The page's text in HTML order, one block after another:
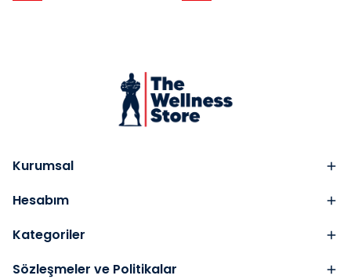
Kurumsal
Hesabım
Kategoriler
Sözleşmeler ve Politikalar